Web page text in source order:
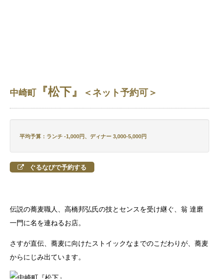
中崎町『松下』 ＜ネット予約可＞
平均予算：ランチ -1,000円、ディナー 3,000-5,000円
ぐるなびで予約する
伝説の蕎麦職人、高橋邦弘氏の技とセンスを受け継ぐ、翁 達磨
一門に名を連ねるお店。
さすが直伝、蕎麦に向けたストイックなまでのこだわりが、蕎麦
からにじみ出ています。